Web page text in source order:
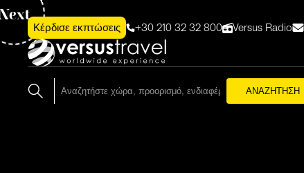
Κέρδισε εκπτώσεις +30 210 32 32 800 Versus Radio
ΑΝΑΖΗΤΗΣΗ